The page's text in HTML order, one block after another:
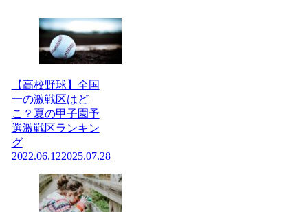
【高校野球】全国
一の激戦区はど
こ？夏の甲子園予
選激戦区ランキン
グ
2022.06.122025.07.28